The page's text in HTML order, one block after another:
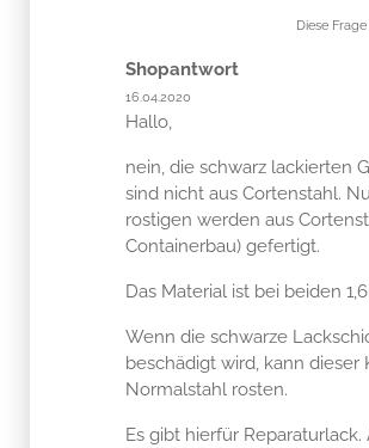
Diese
Shopantwort
16.04.2020
Hallo,
nein, die schwarz lackierten
sind nicht aus Cortenstahl.
rostigen werden aus
Containerbau) gefertigt.
Das Material ist bei beiden
Wenn die schwarze
beschädigt wird, kann dieser
Normalstahl rosten.
Es gibt hierfür